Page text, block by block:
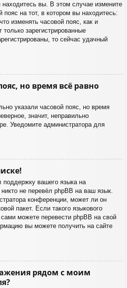
находитесь вы. В этом случае измените
пояс на тот, в котором вы находитесь:
изменять часовой пояс, как и
зарегистрированные
то сейчас удачный
но время всё равно
указали часовой пояс, но время
значит, неправильно
Уведомите администратора для
поддержку вашего языка на
не перевёл phpBB на ваш язык.
конференции, может ли он
пакет. Если такого языкового
можете перевести phpBB на свой
вы можете получить на сайте
рядом с моим